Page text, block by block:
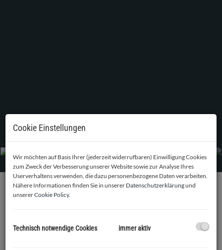
Altenberg – EZ 790 – GST 294/32) zum Verkauf.
Cookie Einstellungen
Wir möchten auf Basis Ihrer (jederzeit widerrufbaren) Einwilligung Cookies
zum Zweck der Verbesserung unserer Website sowie zur Analyse Ihres
Userverhaltens verwenden, die dazu personenbezogene Daten verarbeiten.
Nähere Informationen finden Sie in unserer Datenschutzerklärungund
unsererCookie Policy.
Technisch notwendige Cookies immer aktiv